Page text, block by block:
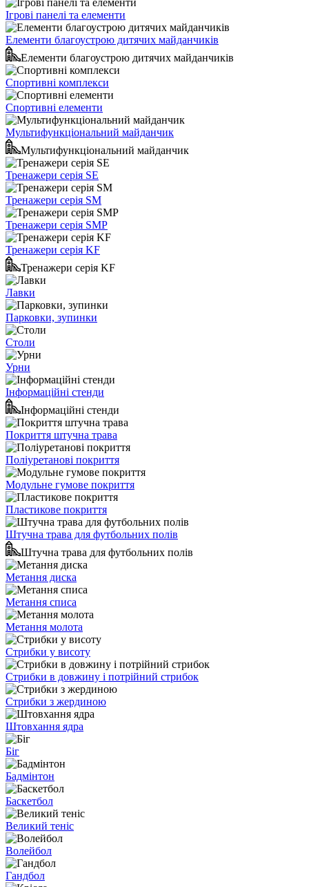
Ігрові панелі та елементи
Елементи благоустрою дитячих майданчиків
Елементи благоустрою дитячих майданчиків
Спортивні комплекси
Спортивні елементи
Мультифункціональний майданчик
Мультифункціональний майданчик
Тренажери серія SE
Тренажери серія SM
Тренажери серія SMP
Тренажери серія KF
Тренажери серія KF
Лавки
Парковки, зупинки
Столи
Урни
Інформаційні стенди
Інформаційні стенди
Покриття штучна трава
Поліуретанові покриття
Модульне гумове покриття
Пластикове покриття
Штучна трава для футбольних полів
Штучна трава для футбольних полів
Метання диска
Метання списа
Метання молота
Стрибки у висоту
Стрибки в довжину і потрійний стрибок
Стрибки з жердиною
Штовхання ядра
Біг
Бадмінтон
Баскетбол
Великий теніс
Волейбол
Гандбол